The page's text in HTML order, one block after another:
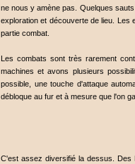
ne nous y amène pas. Quelques
exploration et découverte de lieu. Les
partie combat.
Les combats sont très rarement
machines et avons plusieurs
possible, une touche d'attaque
débloque au fur et à mesure que l'on
C'est assez diversifié la dessus.